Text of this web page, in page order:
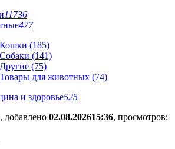
11736
477
Кошки (185)
Собаки (141)
Другие (75)
Товары для животных (74)
и здоровье525
, добавлено 02.08.202615:36, просмотров: